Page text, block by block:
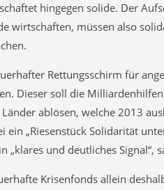
hingegen solide. Der
wirtschaften, müssen also
Rettungsschirm für
Dieser soll die
ablösen, welche 2013
ein „Riesenstück Solidarität
„klares und deutliches Signal“,
Krisenfonds allein